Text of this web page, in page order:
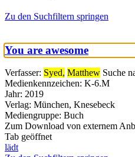
Zu den Suchfiltern springen
You are awesome
Verfasser: Syed, Matthew Suche
Medienkennzeichen: K-6.M
Jahr: 2019
Verlag: München, Knesebeck
Mediengruppe: Buch
Zum Download von externem
Tab geöffnet
lädt